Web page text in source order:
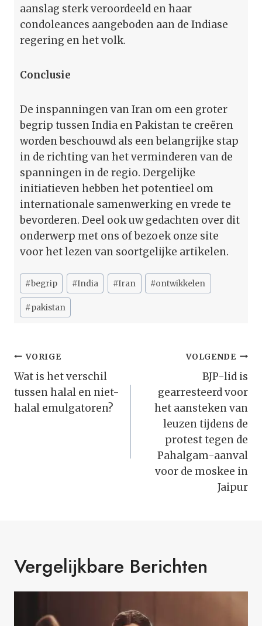
aanslag sterk veroordeeld en haar
condoleances aangeboden aan de Indiase
regering en het volk.
Conclusie
De inspanningen van Iran om een groter
begrip tussen India en Pakistan te creëren
worden beschouwd als een belangrijke stap
in de richting van het verminderen van de
spanningen in de regio. Dergelijke
initiatieven hebben het potentieel om
internationale samenwerking en vrede te
bevorderen. Deel ook uw gedachten over dit
onderwerp met ons of bezoek onze site
voor het lezen van soortgelijke artikelen.
Bericht
tags:
#begrip #India #Iran #ontwikkelen
#pakistan
Bericht
Navigatie
VORIGE
Wat is het verschil
tussen halal en niet-
halal emulgatoren?
VOLGENDE
BJP-lid is
gearresteerd voor
het aansteken van
leuzen tijdens de
protest tegen de
Pahalgam-aanval
voor de moskee in
Jaipur
Vergelijkbare Berichten